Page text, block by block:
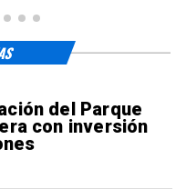
del Parque
con inversión